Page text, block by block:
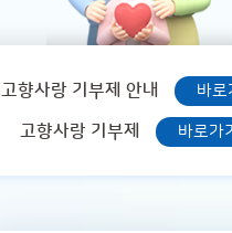
고향사랑 기부제 안내 바로
고향사랑 기부제 바로가기